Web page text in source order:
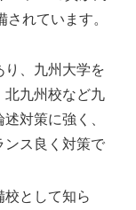
れています。
り、九州大学を
北九州校など九
対策に強く、
ンス良く対策で
校として知ら